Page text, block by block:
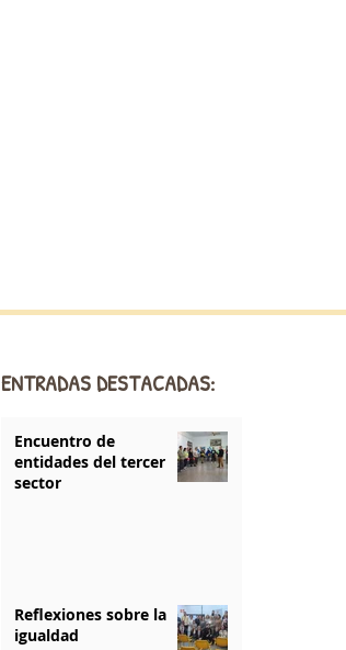
ENTRADAS DESTACADAS:
Encuentro de
entidades del tercer
sector
Reflexiones sobre la
igualdad